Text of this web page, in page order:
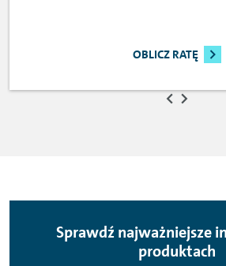
OBLICZ RATĘ
Sprawdź najważniejsze
produktach